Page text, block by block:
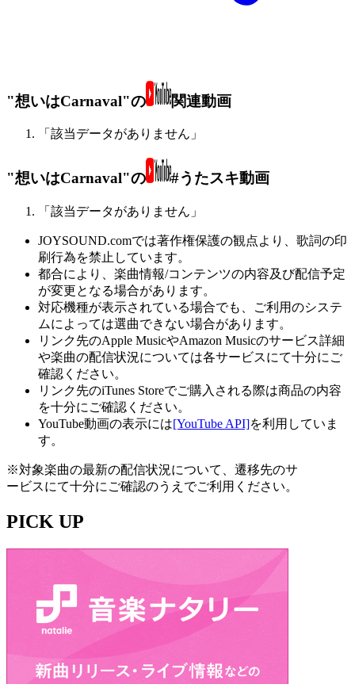
"想いはCarnaval"の 関連動画
「該当データがありません」
"想いはCarnaval"の #うたスキ動画
「該当データがありません」
JOYSOUND.comでは著作権保護の観点より、歌詞の印
刷行為を禁止しています。
都合により、楽曲情報/コンテンツの内容及び配信予定
が変更となる場合があります。
対応機種が表示されている場合でも、ご利用のシステ
ムによっては選曲できない場合があります。
リンク先のApple MusicやAmazon Musicのサービス詳細
や楽曲の配信状況については各サービスにて十分にご
確認ください。
リンク先のiTunes Storeでご購入される際は商品の内容
を十分にご確認ください。
YouTube動画の表示には[YouTube API]を利用していま
す。
※対象楽曲の最新の配信状況について、遷移先のサ
ービスにて十分にご確認のうえでご利用ください。
PICK UP